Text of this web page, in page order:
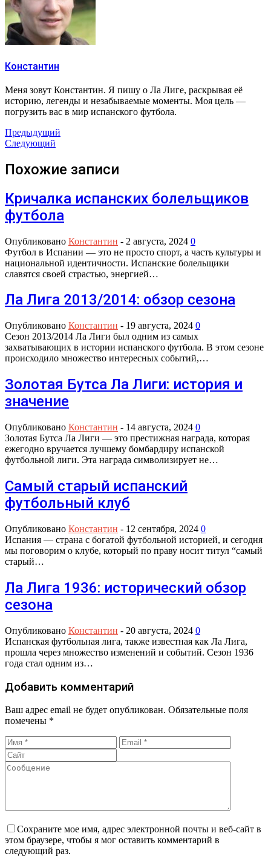
Константин
Меня зовут Константин. Я пишу о Ла Лиге, раскрывая её
историю, легенды и незабываемые моменты. Моя цель —
погрузить вас в мир испанского футбола.
Предыдущий
Следующий
Похожие записи
Кричалка испанских болельщиков
футбола
Опубликовано Константин - 2 августа, 2024 0
Футбол в Испании — это не просто спорт, а часть культуры и
национальной идентичности. Испанские болельщики
славятся своей страстью, энергией…
Ла Лига 2013/2014: обзор сезона
Опубликовано Константин - 19 августа, 2024 0
Сезон 2013/2014 Ла Лиги был одним из самых
захватывающих в истории испанского футбола. В этом сезоне
происходило множество интересных событий,…
Золотая Бутса Ла Лиги: история и
значение
Опубликовано Константин - 14 августа, 2024 0
Золотая Бутса Ла Лиги — это престижная награда, которая
ежегодно вручается лучшему бомбардиру испанской
футбольной лиги. Эта награда символизирует не…
Самый старый испанский
футбольный клуб
Опубликовано Константин - 12 сентября, 2024 0
Испания — страна с богатой футбольной историей, и сегодня
мы поговорим о клубе, который по праву носит титул “самый
старый…
Ла Лига 1936: исторический обзор
сезона
Опубликовано Константин - 20 августа, 2024 0
Испанская футбольная лига, также известная как Ла Лига,
прошла через множество изменений и событий. Сезон 1936
года стал одним из…
Добавить комментарий
Ваш адрес email не будет опубликован. Обязательные поля
помечены *
Сохраните мое имя, адрес электронной почты и веб-сайт в
этом браузере, чтобы я мог оставить комментарий в
следующий раз.